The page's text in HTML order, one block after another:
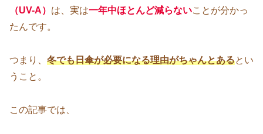
（UV-A） は、実は一年中ほとんど減らないことが分かっ
たんです。
つまり、 冬でも日傘が必要になる理由がちゃんとあるとい
うこと。
この記事では、